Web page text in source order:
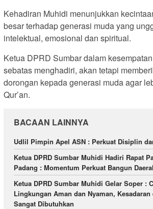
Kehadiran Muhidi menunjukkan
besar terhadap generasi muda yang
intelektual, emosional dan spiritual.
Ketua DPRD Sumbar dalam
sebatas menghadiri, akan tetapi
dorongan kepada generasi muda agar
Qur’an.
BACAAN LAINNYA
Udlil Pimpin Apel ASN : Perkuat Disiplin
Ketua DPRD Sumbar Muhidi Hadiri Rapat
Padang : Momentum Perkuat Bangun
Ketua DPRD Sumbar Muhidi Gelar Soper :
Lingkungan Aman dan Nyaman, Kesadaran
Sangat Dibutuhkan